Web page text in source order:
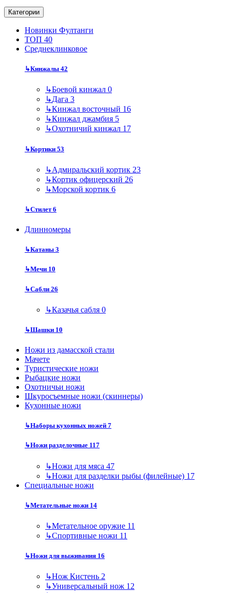
Категории
Новинки Фултанги
ТОП 40
Среднеклинковое
↳Кинжалы 42
↳Боевой кинжал 0
↳Дага 3
↳Кинжал восточный 16
↳Кинжал джамбия 5
↳Охотничий кинжал 17
↳Кортики 53
↳Адмиральский кортик 23
↳Кортик офицерский 26
↳Морской кортик 6
↳Стилет6
Длинномеры
↳Катаны 3
↳Мечи 10
↳Сабли 26
↳Казачья сабля 0
↳Шашки 10
Ножи из дамасской стали
Мачете
Туристические ножи
Рыбацкие ножи
Охотничьи ножи
Шкуросъемные ножи (скиннеры)
Кухонные ножи
↳Наборы кухонных ножей 7
↳Ножи разделочные 117
↳Ножи для мяса 47
↳Ножи для разделки рыбы (филейные) 17
Специальные ножи
↳Метательные ножи 14
↳Метательное оружие 11
↳Спортивные ножи 11
↳Ножи для выживания 16
↳Нож Кистень 2
↳Универсальный нож 12